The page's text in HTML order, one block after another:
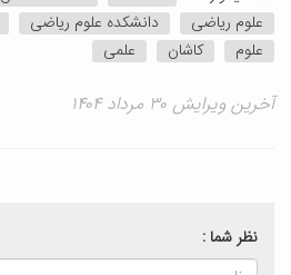
علوم ریاضی
دانشکده علوم ریاضی
علوم
کاشان علمی
آخرین ویرایش ۳۰ مرداد ۱۴۰۴
نظر شما :